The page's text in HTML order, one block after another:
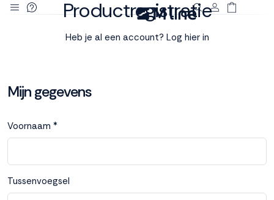
gebruikt
functionele,
analytische en
Dankzij functionele
cookies werkt de
website goed, terwijl
Productregistratie
Heb je al een account? Log hier in
Mijn gegevens
Voornaam *
Tussenvoegsel